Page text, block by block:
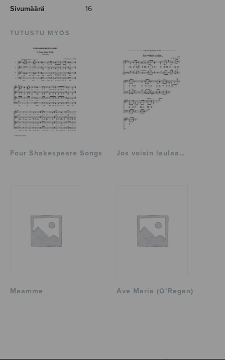
Sivumäärä 16
TUTUSTU MYÖS
Four Shakespeare Songs Jos voisin laulaa…
Maamme Ave Maria (O’Regan)